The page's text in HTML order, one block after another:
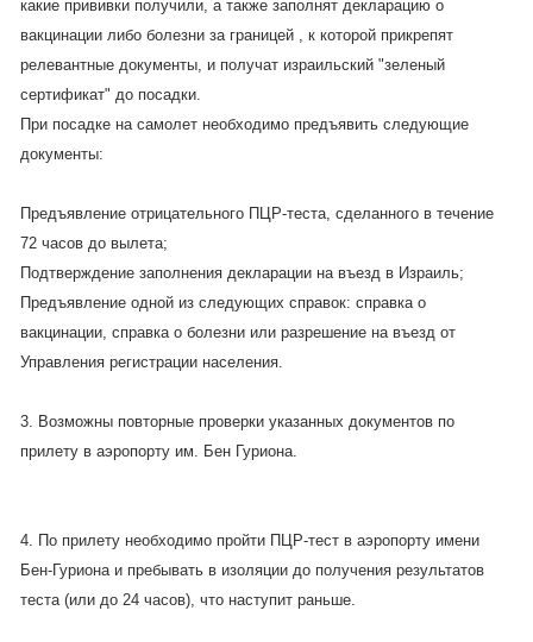
какие прививки получили, а также заполнят декларацию о
вакцинации либо болезни за границей , к которой прикрепят
релевантные документы, и получат израильский "зеленый
сертификат" до посадки.
При посадке на самолет необходимо предъявить следующие
документы:
Предъявление отрицательного ПЦР-теста, сделанного в течение
72 часов до вылета;
Подтверждение заполнения декларации на въезд в Израиль;
Предъявление одной из следующих справок: справка о
вакцинации, справка о болезни или разрешение на въезд от
Управления регистрации населения.
3. Возможны повторные проверки указанных документов по
прилету в аэропорту им. Бен Гуриона.
4. По прилету необходимо пройти ПЦР-тест в аэропорту имени
Бен-Гуриона и пребывать в изоляции до получения результатов
теста (или до 24 часов), что наступит раньше.